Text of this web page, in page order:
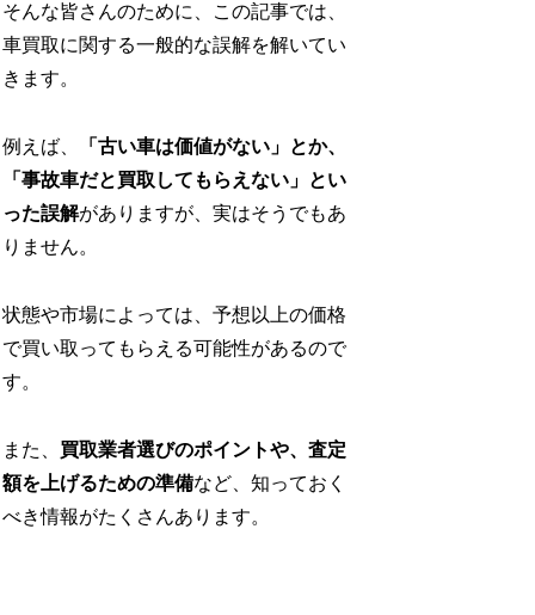
そんな皆さんのために、この記事では、
車買取に関する一般的な誤解を解いてい
きます。
例えば、
「古い車は価値がない」とか、
「事故車だと買取してもらえない」とい
った誤解がありますが、実はそうでもあ
りません。
状態や市場によっては、予想以上の価格
で買い取ってもらえる可能性があるので
す。
また、 買取業者選びのポイントや、査定
額を上げるための準備など、知っておく
べき情報がたくさんあります。